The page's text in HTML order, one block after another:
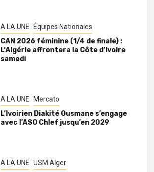
A LA UNE Équipes Nationales
CAN 2026 féminine (1/4 de finale) :
L’Algérie affrontera la Côte d’Ivoire
samedi
A LA UNE Mercato
L’Ivoirien Diakité Ousmane s’engage
avec l’ASO Chlef jusqu’en 2029
A LA UNE USM Alger